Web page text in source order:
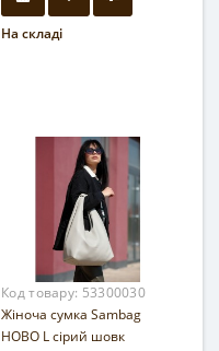
На складі
Код товару: 53300030
Жіноча сумка Sambag
HOBO L сірий шовк